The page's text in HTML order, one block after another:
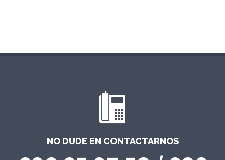
NO DUDE EN CONTACTARNOS